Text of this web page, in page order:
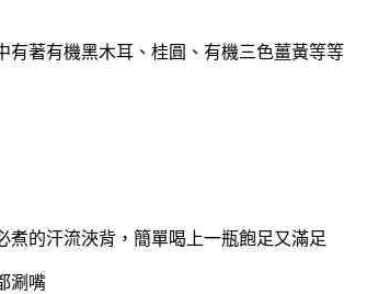
有著有機黑木耳、桂圓、有機三色薑黃等等
的汗流浹背，簡單喝上一瓶飽足又滿足
涮嘴